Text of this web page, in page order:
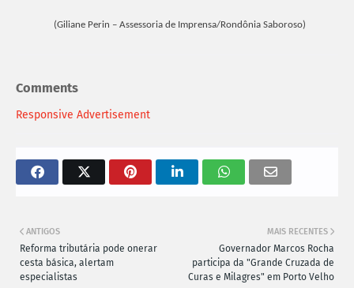
(Giliane Perin – Assessoria de Imprensa/Rondônia Saboroso)
Comments
Responsive Advertisement
MAIS RECENTES
Governador Marcos Rocha
participa da "Grande Cruzada de
Curas e Milagres" em Porto Velho
ANTIGOS
Reforma tributária pode onerar
cesta básica, alertam
especialistas